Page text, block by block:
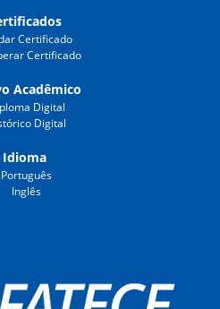
Certificado
Certificado
Acadêmico
Digital
Digital
Idioma
Português
Inglês